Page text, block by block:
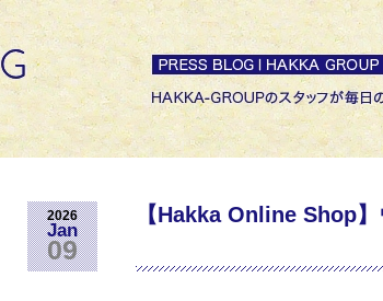
2026
Jan
09
【Hakka Online Shop